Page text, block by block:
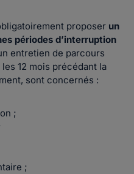
proposer un
périodes d’interruption
entretien de parcours
12 mois précédant la
sont concernés :
;
;